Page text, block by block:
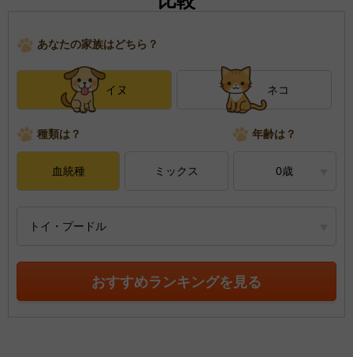
あなたの家族はどちら？
イヌ ネコ
種類は？ 年齢は？
血統種 ミックス 0歳
トイ・プードル
おすすめランキングを見る